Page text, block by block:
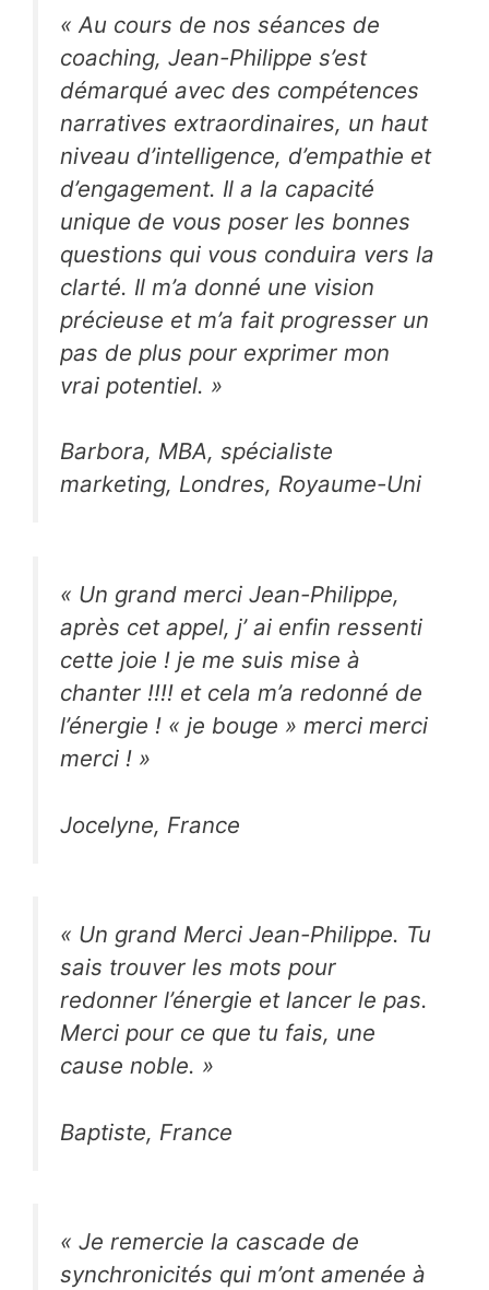
« Au cours de nos séances de
coaching, Jean-Philippe s’est
démarqué avec des compétences
narratives extraordinaires, un haut
niveau d’intelligence, d’empathie et
d’engagement. Il a la capacité
unique de vous poser les bonnes
questions qui vous conduira vers la
clarté. Il m’a donné une vision
précieuse et m’a fait progresser un
pas de plus pour exprimer mon
vrai potentiel. »
Barbora, MBA, spécialiste
marketing, Londres, Royaume-Uni
« Un grand merci Jean-Philippe,
après cet appel, j’ ai enfin ressenti
cette joie ! je me suis mise à
chanter !!!! et cela m’a redonné de
l’énergie ! « je bouge » merci merci
merci ! »
Jocelyne, France
« Un grand Merci Jean-Philippe. Tu
sais trouver les mots pour
redonner l’énergie et lancer le pas.
Merci pour ce que tu fais, une
cause noble. »
Baptiste, France
« Je remercie la cascade de
synchronicités qui m’ont amenée à